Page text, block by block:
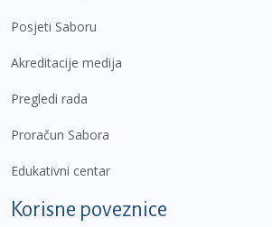
Posjeti Saboru
Akreditacije medija
Pregledi rada
Proračun Sabora
Edukativni centar
Korisne poveznice